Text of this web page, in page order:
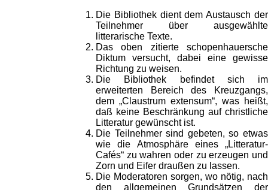
Die Bibliothek dient dem Austausch der
Teilnehmer über ausgewählte
litterarische Texte.
Das oben zitierte schopenhauersche
Diktum versucht, dabei eine gewisse
Richtung zu weisen.
Die Bibliothek befindet sich im
erweiterten Bereich des Kreuzgangs,
dem „Claustrum extensum“, was heißt,
daß keine Beschränkung auf christliche
Litteratur gewünscht ist.
Die Teilnehmer sind gebeten, so etwas
wie die Atmosphäre eines „Litteratur-
Cafés“ zu wahren oder zu erzeugen und
Zorn und Eifer draußen zu lassen.
Die Moderatoren sorgen, wo nötig, nach
den allgemeinen Grundsätzen der